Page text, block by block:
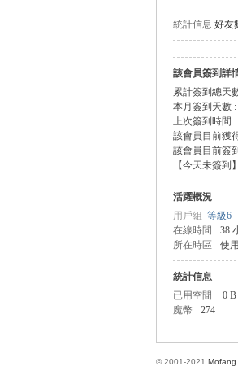
統計信息 好友
該會員簽到詳
累計簽到總天
本月簽到天數 :
上次簽到時間 :
該會員目前獲
該會員目前簽
【今天未簽到 】
活躍概況
用戶組 等級6
在線時間
38
所在時區
使
統計信息
已用空間
0 B
魔幣
274
© 2001-2021 Mofang